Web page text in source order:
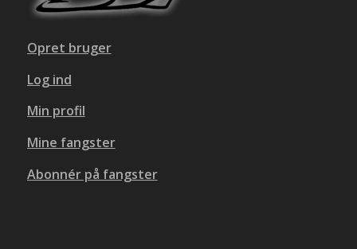
Opret bruger
Log ind
Min profil
Mine fangster
Abonnér på fangster